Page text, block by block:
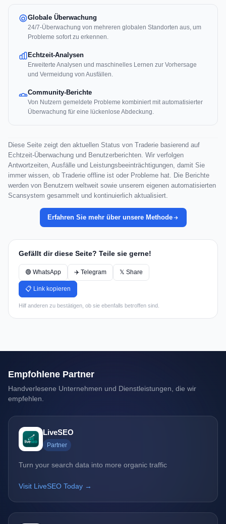
Globale Überwachung
24/7-Überwachung von mehreren globalen Standorten aus, um
Probleme sofort zu erkennen.
Echtzeit-Analysen
Erweiterte Analysen und maschinelles Lernen zur Vorhersage
und Vermeidung von Ausfällen.
Community-Berichte
Von Nutzern gemeldete Probleme kombiniert mit automatisierter
Überwachung für eine lückenlose Abdeckung.
Diese Seite zeigt den aktuellen Status von Traderie basierend auf
Echtzeit-Überwachung und Benutzerberichten. Wir verfolgen
Antwortzeiten, Ausfälle und Leistungsbeeinträchtigungen, damit Sie
immer wissen, ob Traderie offline ist oder Probleme hat. Die Berichte
werden von Benutzern weltweit sowie unserem eigenen automatisierten
Scansystem gesammelt und kontinuierlich aktualisiert.
Erfahren Sie mehr über unsere Methode
Gefällt dir diese Seite? Teile sie gerne!
🟢 WhatsApp ✈️ Telegram 𝕏 Share
📋 Link kopieren
Hilf anderen zu bestätigen, ob sie ebenfalls betroffen sind.
Empfohlene Partner
Handverlesene Unternehmen und Dienstleistungen, die wir
empfehlen.
LiveSEO
Partner
Turn your search data into more organic traffic
Visit LiveSEO Today →